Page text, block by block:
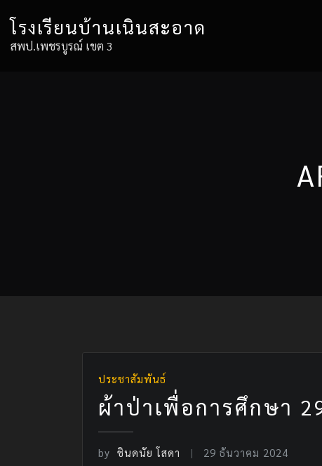
content
โรงเรียนบ้านเนินสะอาด
สพป.เพชรบูรณ์ เขต 3
ประชาสัมพันธ์
ผ้าป่าเพื่อการศึกษา
by ชินดนัย โสดา 29 ธันวาคม 2024